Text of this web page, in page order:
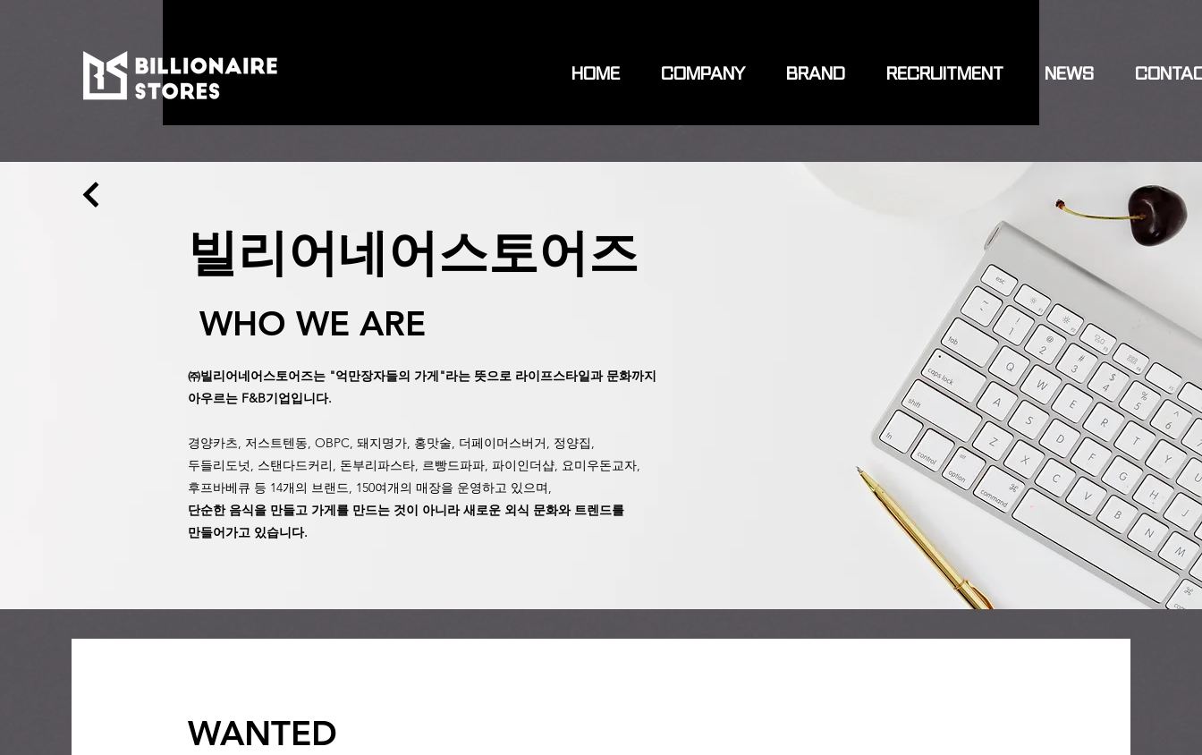
HOME COMPANY BRAND RECRUITMENT NEWS
빌리어네어스토어즈
WHO WE ARE
㈜빌리어네어스토어즈는 "억만장자들의 가게"라는 뜻으로 라이프스타일과 문화까지
아우르는 F&B기업입니다.
경양카츠, 저스트텐동, OBPC, 돼지명가, 홍맛술, 더페이머스버거, 정양집,
두들리도넛, 스탠다드커리, 돈부리파스타, 르빵드파파, 파이인더샵, 요미우돈교자,
후프바베큐​ 등 14개의 브랜드, 150여개의 매장을 운영하고 있으며,
단순한 음식을 만들고 가게를 만드는 것이 아니라 새로운 외식 문화와 트렌드를
만들어가고 있습니다.
WANTED